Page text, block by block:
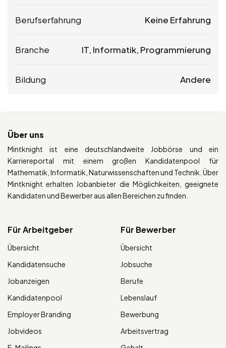
Berufserfahrung Keine Erfahrung
Branche IT, Informatik, Programmierung
Bildung Andere
Über uns
Mintknight ist eine deutschlandweite Jobbörse und ein
Karriereportal mit einem großen Kandidatenpool für
Mathematik, Informatik, Naturwissenschaften und Technik. Über
Mintknight erhalten Jobanbieter die Möglichkeiten, geeignete
Kandidaten und Bewerber aus allen Bereichen zu finden.
Für Arbeitgeber
Übersicht
Kandidatensuche
Jobanzeigen
Kandidatenpool
Employer Branding
Jobvideos
Für Bewerber
Übersicht
Jobsuche
Berufe
Lebenslauf
Bewerbung
Arbeitsvertrag